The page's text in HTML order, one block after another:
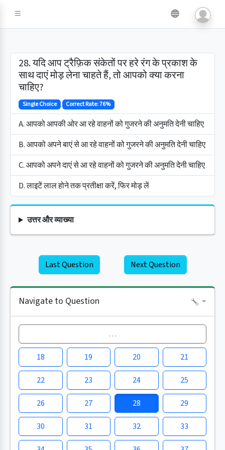
28. यदि आप ट्रैफ़िक संकेतों पर हरे रंग के प्रकाश के
साथ दाएं मोड़ लेना चाहते हैं, तो आपको क्या करना
चाहिए?
Single Choice Correct Rate: 76%
A. आपको आपकी ओर आ रहे वाहनों को गुजरने की अनुमति देनी चाहिए
B. आपको अपने बाएं से आ रहे वाहनों को गुजरने की अनुमति देनी चाहिए
C. आपको अपने दाएं से आ रहे वाहनों को गुजरने की अनुमति देनी चाहिए
D. लाइटें लाल होने तक प्रतीक्षा करें, फिर मोड़ लें
उत्तर और व्याख्या
Last Question Next Question
Navigate to Question
…
18 19 20 21
22 23 24 25
26 27 28 29
30 31 32 33